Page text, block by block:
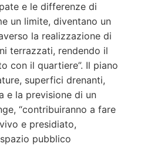
e le differenze di
un limite, diventano un
la realizzazione di
terrazzati, rendendo il
con il quartiere”. Il piano
superfici drenanti,
e la previsione di un
“contribuiranno a fare
e presidiato,
pubblico